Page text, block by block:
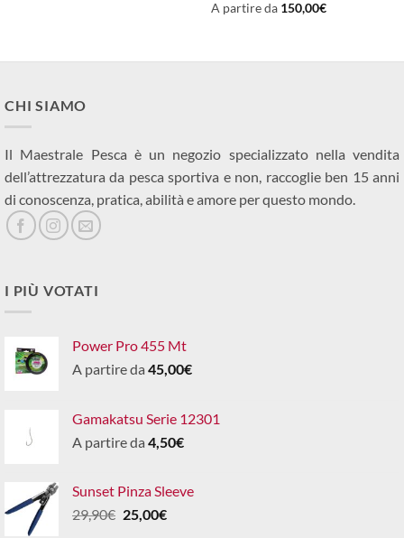
398,00€.
A partire da 150,00€
CHI SIAMO
Il Maestrale Pesca è un negozio specializzato nella vendita
dell’attrezzatura da pesca sportiva e non, raccoglie ben 15 anni
di conoscenza, pratica, abilità e amore per questo mondo.
I PIÙ VOTATI
Power Pro 455 Mt
A partire da 45,00€
Gamakatsu Serie 12301
A partire da 4,50€
Sunset Pinza Sleeve
29,90€ Il
25,00€Il